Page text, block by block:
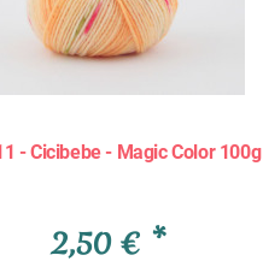
- Cicibebe - Magic Color 100g
2,50 € *